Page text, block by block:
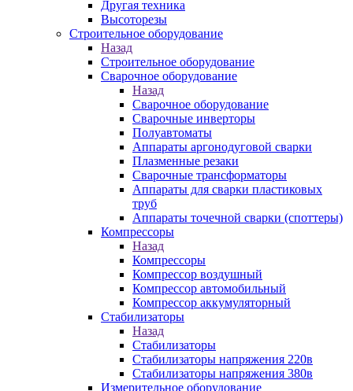
Другая техника
Высоторезы
Строительное оборудование
Назад
Строительное оборудование
Сварочное оборудование
Назад
Сварочное оборудование
Сварочные инверторы
Полуавтоматы
Аппараты аргонодуговой сварки
Плазменные резаки
Сварочные трансформаторы
Аппараты для сварки пластиковых
труб
Аппараты точечной сварки (споттеры)
Компрессоры
Назад
Компрессоры
Компрессор воздушный
Компрессор автомобильный
Компрессор аккумуляторный
Стабилизаторы
Назад
Стабилизаторы
Стабилизаторы напряжения 220в
Стабилизаторы напряжения 380в
Измерительное оборудование